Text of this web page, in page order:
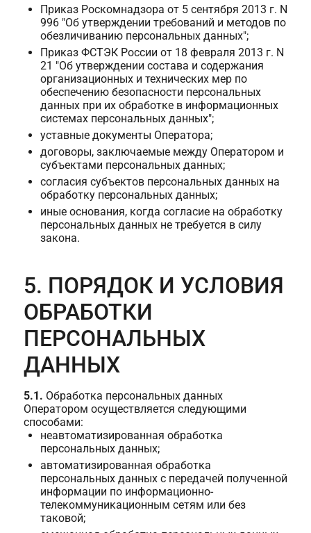
Приказ Роскомнадзора от 5 сентября 2013 г. N
996 "Об утверждении требований и методов по
обезличиванию персональных данных";
Приказ ФСТЭК России от 18 февраля 2013 г. N
21 "Об утверждении состава и содержания
организационных и технических мер по
обеспечению безопасности персональных
данных при их обработке в информационных
системах персональных данных";
уставные документы Оператора;
договоры, заключаемые между Оператором и
субъектами персональных данных;
согласия субъектов персональных данных на
обработку персональных данных;
иные основания, когда согласие на обработку
персональных данных не требуется в силу
закона.
5. ПОРЯДОК И УСЛОВИЯ
ОБРАБОТКИ
ПЕРСОНАЛЬНЫХ
ДАННЫХ
5.1. Обработка персональных данных
Оператором осуществляется следующими
способами:
неавтоматизированная обработка
персональных данных;
автоматизированная обработка
персональных данных с передачей полученной
информации по информационно-
телекоммуникационным сетям или без
таковой;